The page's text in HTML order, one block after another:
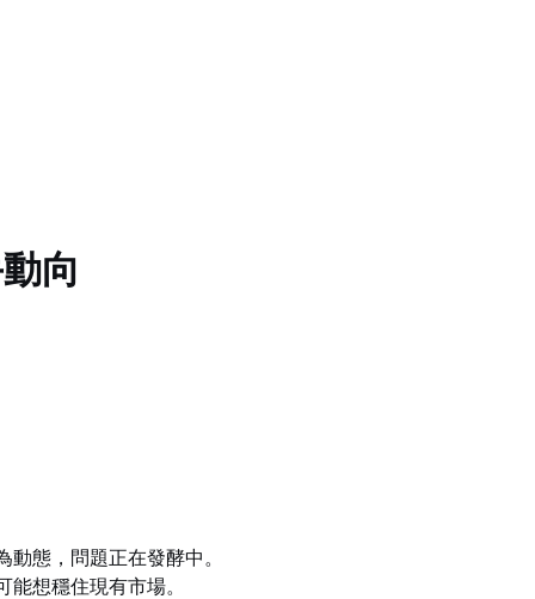
向
態，問題正在發酵中。
想穩住現有市場。